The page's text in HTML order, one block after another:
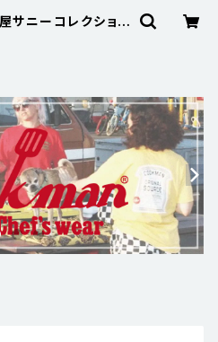
サニーコレクション